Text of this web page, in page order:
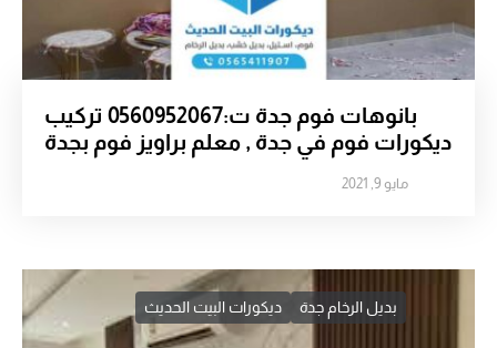
بانوهات فوم جدة ت:0560952067 تركيب
ديكورات فوم في جدة , معلم براويز فوم بجدة
مايو 9, 2021
بديل الرخام جدة ديكورات البيت الحديث